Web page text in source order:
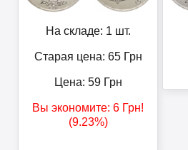
На складе: 1 шт.
Старая цена: 65Грн
Цена: 59Грн
Вы экономите: 6 Грн!
(9.23%)